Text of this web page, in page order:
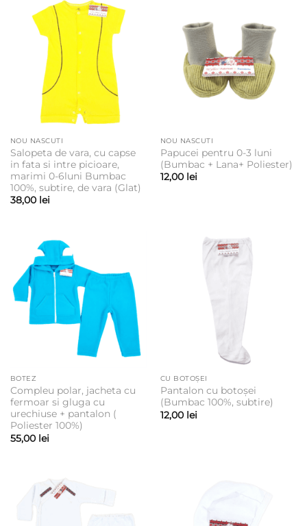
NOU NASCUTI
Salopeta de vara, cu capse
in fata si intre picioare,
marimi 0-6luni Bumbac
100%, subtire, de vara (Glat)
38,00 lei
NOU NASCUTI
Papucei pentru 0-3 luni
(Bumbac + Lana+ Poliester)
12,00 lei
BOTEZ
Compleu polar, jacheta cu
fermoar si gluga cu
urechiuse + pantalon (
Poliester 100%)
55,00 lei
CU BOTOȘEI
Pantalon cu botoșei
(Bumbac 100%, subtire)
12,00 lei